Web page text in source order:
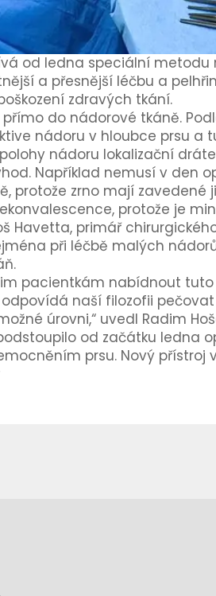
od ledna speciální
a přesnější léčbu a
zdravých tkání.
do nádorové tkáně.
nádoru v hloubce prsu
nádoru lokalizační
Například nemusí v den
protože zrno mají
protože je
Havetta, primář
při léčbě malých
pacientkám nabídnout
odpovídá naší filozofii
úrovni,“ uvedl Radim
od začátku ledna
prsu. Nový přístroj